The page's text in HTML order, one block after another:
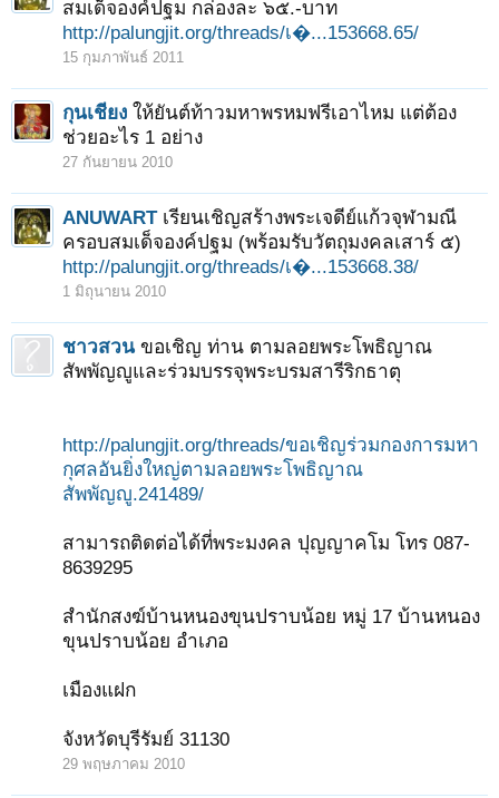
สมเด็จองค์ปฐม กล่องละ ๖๕.-บาท
http://palungjit.org/threads/เ�...153668.65/
15 กุมภาพันธ์ 2011
กุนเชียง ให้ยันต์ท้าวมหาพรหมฟรีเอาไหม แต่ต้อง
ช่วยอะไร 1 อย่าง
27 กันยายน 2010
ANUWART เรียนเชิญสร้างพระเจดีย์แก้วจุฬามณี
ครอบสมเด็จองค์ปฐม (พร้อมรับวัตถุมงคลเสาร์ ๕)
http://palungjit.org/threads/เ�...153668.38/
1 มิถุนายน 2010
ชาวสวน ขอเชิญ ท่าน ตามลอยพระโพธิญาณ
สัพพัญญูและร่วมบรรจุพระบรมสารีริกธาตุ
http://palungjit.org/threads/ขอเชิญร่วมกองการมหา
กุศลอันยิ่งใหญ่ตามลอยพระโพธิญาณ
สัพพัญญู.241489/
สามารถติดต่อได้ที่พระมงคล ปุญญาคโม โทร 087-
8639295
สำนักสงฆ์บ้านหนองขุนปราบน้อย หมู่ 17 บ้านหนอง
ขุนปราบน้อย อำเภอ
เมืองแฝก
จังหวัดบุรีรัมย์ 31130
29 พฤษภาคม 2010